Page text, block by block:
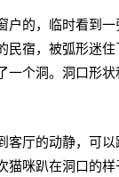
户的，临时看到
民宿，被弧形迷
一个洞。洞口形
客厅的动静，可
猫咪趴在洞口的样